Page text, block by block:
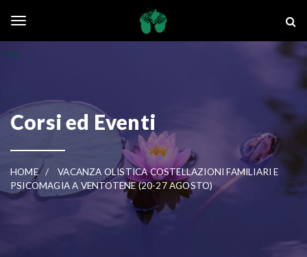
Corsi ed Eventi
HOME
VACANZA OLISTICA COSTELLAZIONI FAMILIARI E
PSICOMAGIA A VENTOTENE (20-27 AGOSTO)